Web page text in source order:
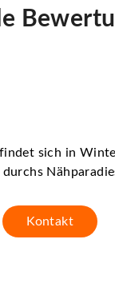
sich in
Kontakt